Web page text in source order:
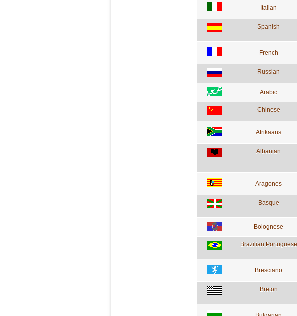
Italian
Spanish
French
Russian
Arabic
Chinese
Afrikaans
Albanian
Aragones
Basque
Bolognese
Brazilian Portuguese
Bresciano
Breton